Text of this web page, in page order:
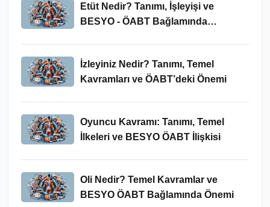
Etüt Nedir? Tanımı, İşleyişi ve
BESYO - ÖABT Bağlamında
İzleyiniz Nedir? Tanımı, Temel
Kavramları ve ÖABT’deki Önemi
Oyuncu Kavramı: Tanımı, Temel
İlkeleri ve BESYO ÖABT İlişkisi
Oli Nedir? Temel Kavramlar ve
BESYO ÖABT Bağlamında Önemi